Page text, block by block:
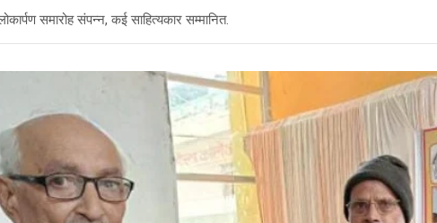
समारोह संपन्न, कई साहित्यकार सम्मानित.